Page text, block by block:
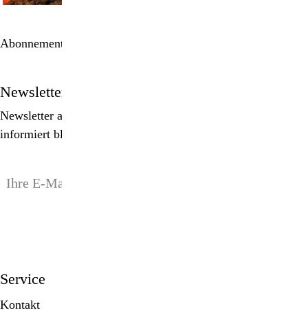
Abonnement bestellen
Newsletter
Newsletter abonnieren, Spezialangebote erhalten und
informiert bleiben!
Service
Kontakt